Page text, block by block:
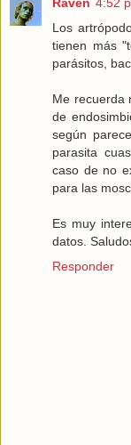
Los
tienen más
parásitos,
Me recuerda
de
según
parasita
caso de no
para las
Es muy
datos.
Responder